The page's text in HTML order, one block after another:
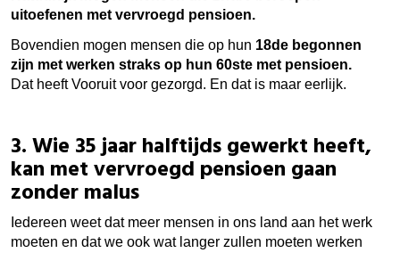
uitoefenen met vervroegd pensioen.
Bovendien mogen mensen die op hun 18de begonnen
zijn met werken straks op hun 60ste met pensioen.
Dat heeft Vooruit voor gezorgd. En dat is maar eerlijk.
3. Wie 35 jaar halftijds gewerkt heeft,
kan met vervroegd pensioen gaan
zonder malus
Iedereen weet dat meer mensen in ons land aan het werk
moeten en dat we ook wat langer zullen moeten werken